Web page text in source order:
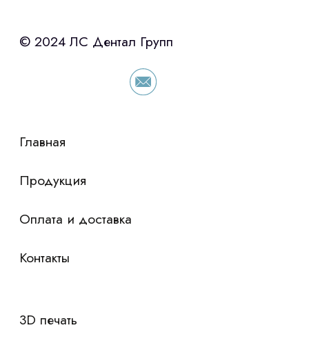
«Уралпромлизинг» подберем выгодные
условия по лизингу оборудования,
просто оставьте контакты чтобы мы
сориентировали по условиям